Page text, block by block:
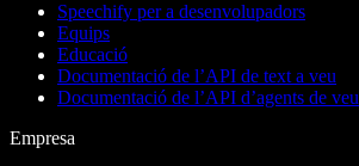
Speechify per a desenvolupadors
Equips
Educació
Documentació de l’API de text a veu
Documentació de l’API d’agents de veu
Empresa